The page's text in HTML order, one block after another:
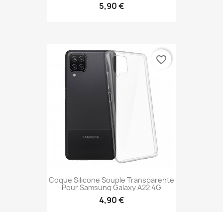
5,90 €
Coque Silicone Souple Transparente
Pour Samsung Galaxy A22 4G
4,90 €
favorite_border